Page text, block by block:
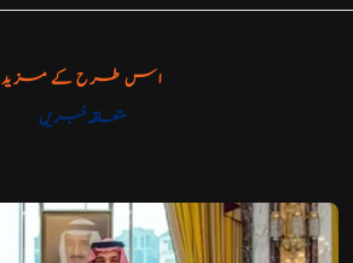
اس طرح کے مزید
متعلقہ خبریں